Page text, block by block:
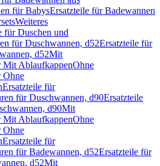
für BabysErsatzteile für Badewannen
Weiteres
für Duschen und
für Duschwannen, d52Ersatzteile für
d52Mit
Mit AblaufkappenOhne
Ohne
Ersatzteile für
für Duschwannen, d90Ersatzteile
d90Mit
Mit AblaufkappenOhne
Ohne
Ersatzteile für
für Badewannen, d52Ersatzteile für
d52Mit